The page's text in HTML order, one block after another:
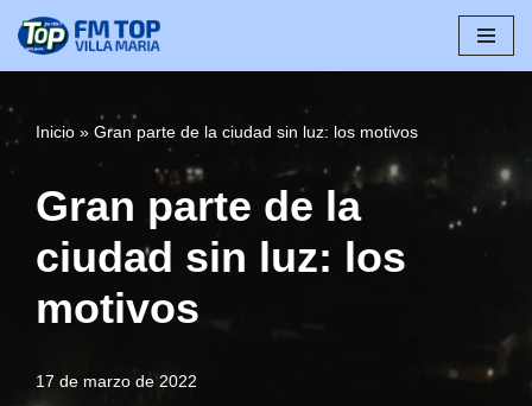
Inicio » Gran parte de la ciudad sin luz: los motivos
Gran parte de la
ciudad sin luz: los
motivos
17 de marzo de 2022